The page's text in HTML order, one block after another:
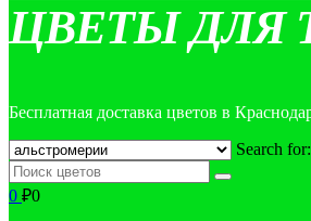
ЦВЕТЫ ДЛЯ
Бесплатная доставка цветов в
Search for:
0 ₽0